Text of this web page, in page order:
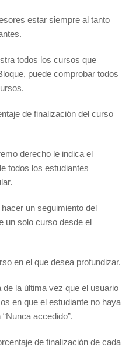
estar siempre al tanto
todos los cursos que
puede comprobar todos
de finalización del curso
derecho le indica el
todos los estudiantes
un seguimiento del
un solo curso desde el
en el que desea profundizar.
de la última vez que el usuario
en que el estudiante no haya
accedido”.
de finalización de cada